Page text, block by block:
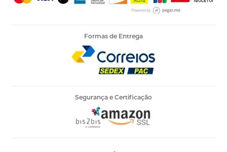
Formas de Entrega
Segurança e Certificação